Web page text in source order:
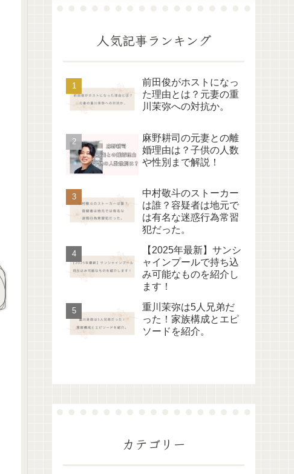
人気記事ランキング
前田俊がホストになっ
た理由とは？元妻の重
川茉弥への対抗か。
麻野耕司の元妻との離
婚理由は？子供の人数
や性別まで解説！
中村敬斗のストーカー
は誰？容疑者は地元で
は有名な迷惑行為常習
犯だった。
【2025年最新】サンシ
ャインプールで持ち込
み可能なものを紹介し
ます！
重川茉弥は5人兄弟だ
った！家族構成とエピ
ソードを紹介。
カテゴリー